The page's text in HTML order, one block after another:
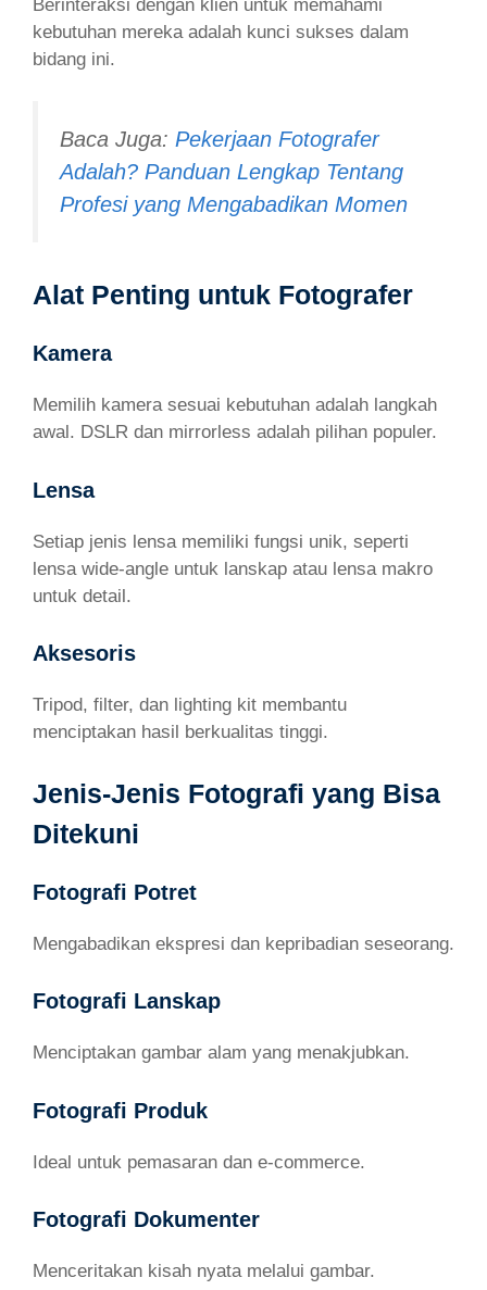
Berinteraksi dengan klien untuk memahami
kebutuhan mereka adalah kunci sukses dalam
bidang ini.
Baca Juga: Pekerjaan Fotografer
Adalah? Panduan Lengkap Tentang
Profesi yang Mengabadikan Momen
Alat Penting untuk Fotografer
Kamera
Memilih kamera sesuai kebutuhan adalah langkah
awal. DSLR dan mirrorless adalah pilihan populer.
Lensa
Setiap jenis lensa memiliki fungsi unik, seperti
lensa wide-angle untuk lanskap atau lensa makro
untuk detail.
Aksesoris
Tripod, filter, dan lighting kit membantu
menciptakan hasil berkualitas tinggi.
Jenis-Jenis Fotografi yang Bisa
Ditekuni
Fotografi Potret
Mengabadikan ekspresi dan kepribadian seseorang.
Fotografi Lanskap
Menciptakan gambar alam yang menakjubkan.
Fotografi Produk
Ideal untuk pemasaran dan e-commerce.
Fotografi Dokumenter
Menceritakan kisah nyata melalui gambar.